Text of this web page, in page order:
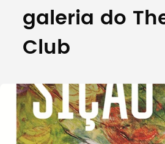
Tipo de conteúdo
Filtros
galeria do
Club